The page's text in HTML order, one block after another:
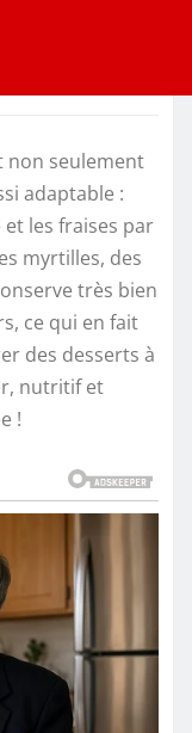
non seulement
adaptable :
les fraises par
myrtilles, des
très bien
ce qui en fait
des desserts à
nutritif et
!